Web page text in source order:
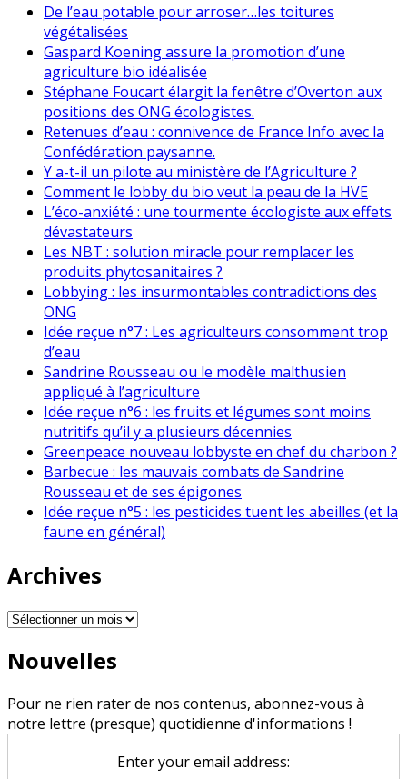
De l’eau potable pour arroser…les toitures
végétalisées
Gaspard Koening assure la promotion d’une
agriculture bio idéalisée
Stéphane Foucart élargit la fenêtre d’Overton aux
positions des ONG écologistes.
Retenues d’eau : connivence de France Info avec la
Confédération paysanne.
Y a-t-il un pilote au ministère de l’Agriculture ?
Comment le lobby du bio veut la peau de la HVE
L’éco-anxiété : une tourmente écologiste aux effets
dévastateurs
Les NBT : solution miracle pour remplacer les
produits phytosanitaires ?
Lobbying : les insurmontables contradictions des
ONG
Idée reçue n°7 : Les agriculteurs consomment trop
d’eau
Sandrine Rousseau ou le modèle malthusien
appliqué à l’agriculture
Idée reçue n°6 : les fruits et légumes sont moins
nutritifs qu’il y a plusieurs décennies
Greenpeace nouveau lobbyste en chef du charbon ?
Barbecue : les mauvais combats de Sandrine
Rousseau et de ses épigones
Idée reçue n°5 : les pesticides tuent les abeilles (et la
faune en général)
Archives
Archives
Nouvelles
Pour ne rien rater de nos contenus, abonnez-vous à
notre lettre (presque) quotidienne d'informations !
Enter your email address: